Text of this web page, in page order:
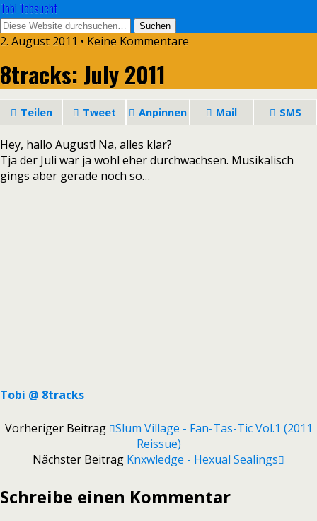
Tobi Tobsucht
2. August 2011 • Keine Kommentare
8tracks: July 2011
Teilen Tweet Anpinnen Mail SMS
Hey, hallo August! Na, alles klar?
Tja der Juli war ja wohl eher durchwachsen. Musikalisch
gings aber gerade noch so…
Tobi @ 8tracks
Vorheriger Beitrag Slum Village - Fan-Tas-Tic Vol.1 (2011
Reissue)
Nächster Beitrag Knxwledge - Hexual Sealings
Schreibe einen Kommentar